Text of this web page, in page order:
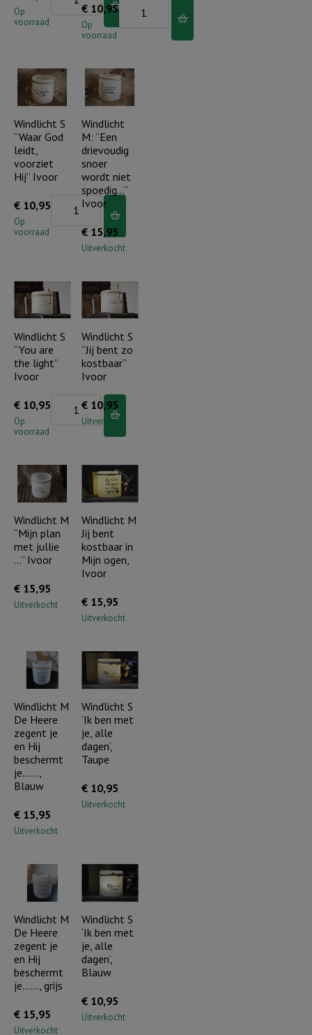
Op
voorraad
God
elke
dag
voor
wie
je
bent"
aantal
€ 10,95
Op
voorraad
Windlicht
S
waar
Gods
liefde
Ivoor
aantal
Windlicht S
“Waar God
leidt,
voorziet
Hij” Ivoor
€ 10,95
Op
voorraad
Windlicht
leidt,
voorziet
Hij"
Ivoor
aantal
Windlicht
M: “Een
drievoudig
snoer
wordt niet
spoedig…”
Ivoor
€ 15,95
Uitverkocht
Windlicht S
“You are
the light”
Ivoor
€ 10,95
Op
voorraad
Windlicht
the
light"
Ivoor
aantal
Windlicht S
“Jij bent zo
kostbaar”
Ivoor
€ 10,95
Uitverkocht
Windlicht M
“Mijn plan
met jullie
…” Ivoor
€ 15,95
Uitverkocht
Windlicht M
Jij bent
kostbaar in
Mijn ogen,
Ivoor
€ 15,95
Uitverkocht
Windlicht M
De Heere
zegent je
en Hij
beschermt
je……,
Blauw
€ 15,95
Uitverkocht
Windlicht S
‘Ik ben met
je, alle
dagen’,
Taupe
€ 10,95
Uitverkocht
Windlicht M
De Heere
zegent je
en Hij
beschermt
je……, grijs
€ 15,95
Uitverkocht
Windlicht S
‘Ik ben met
je, alle
dagen’,
Blauw
€ 10,95
Uitverkocht